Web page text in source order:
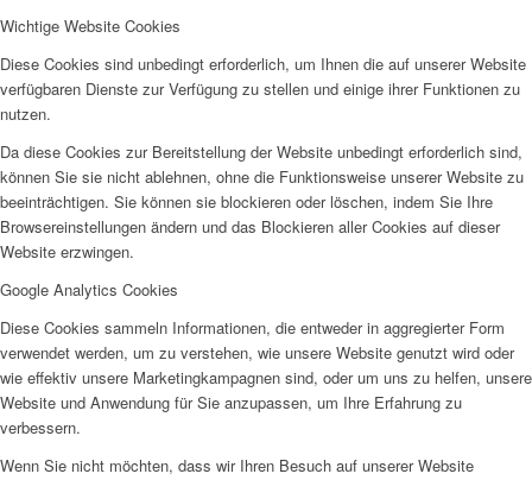
Wichtige Website Cookies
Diese Cookies sind unbedingt erforderlich, um Ihnen die auf unserer Website
verfügbaren Dienste zur Verfügung zu stellen und einige ihrer Funktionen zu
nutzen.
Da diese Cookies zur Bereitstellung der Website unbedingt erforderlich sind,
können Sie sie nicht ablehnen, ohne die Funktionsweise unserer Website zu
beeinträchtigen. Sie können sie blockieren oder löschen, indem Sie Ihre
Browsereinstellungen ändern und das Blockieren aller Cookies auf dieser
Website erzwingen.
Google Analytics Cookies
Diese Cookies sammeln Informationen, die entweder in aggregierter Form
verwendet werden, um zu verstehen, wie unsere Website genutzt wird oder
wie effektiv unsere Marketingkampagnen sind, oder um uns zu helfen, unsere
Website und Anwendung für Sie anzupassen, um Ihre Erfahrung zu
verbessern.
Wenn Sie nicht möchten, dass wir Ihren Besuch auf unserer Website